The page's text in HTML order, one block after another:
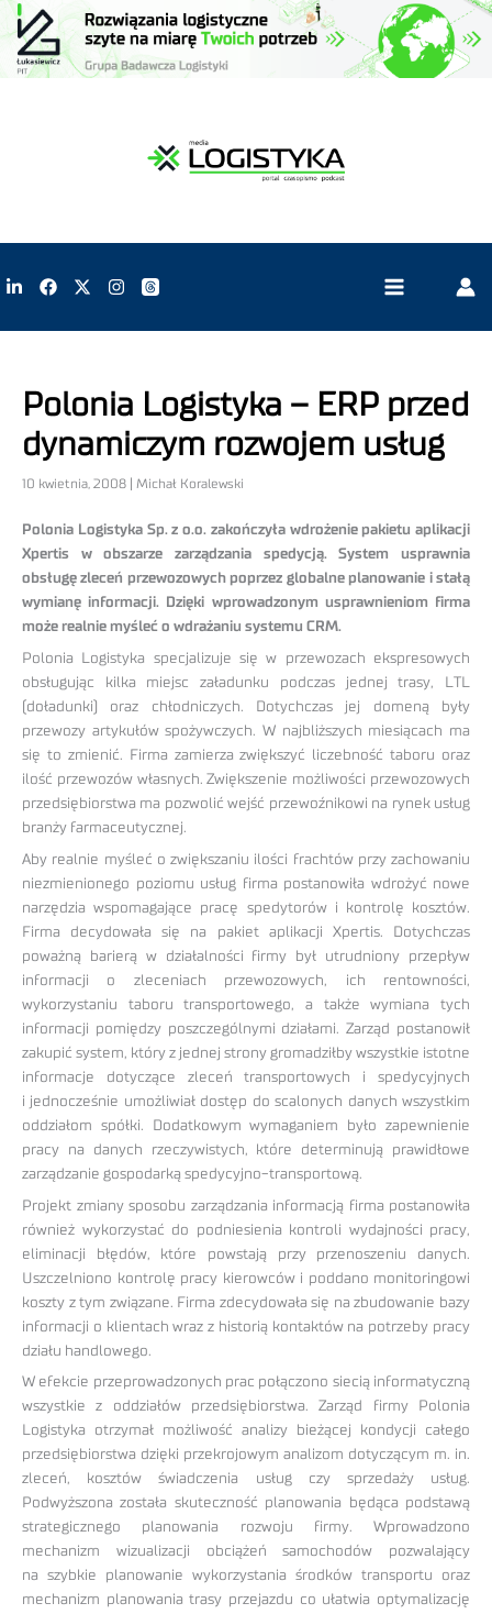
Polonia Logistyka – ERP przed
dynamiczym rozwojem usług
10 kwietnia, 2008 | Michał Koralewski
Polonia Logistyka Sp. z o.o. zakończyła wdrożenie pakietu aplikacji
Xpertis w obszarze zarządzania spedycją. System usprawnia
obsługę zleceń przewozowych poprzez globalne planowanie i stałą
wymianę informacji. Dzięki wprowadzonym usprawnieniom firma
może realnie myśleć o wdrażaniu systemu CRM.
Polonia Logistyka specjalizuje się w przewozach ekspresowych
obsługując kilka miejsc załadunku podczas jednej trasy, LTL
(doładunki) oraz chłodniczych. Dotychczas jej domeną były
przewozy artykułów spożywczych. W najbliższych miesiącach ma
się to zmienić. Firma zamierza zwiększyć liczebność taboru oraz
ilość przewozów własnych. Zwiększenie możliwości przewozowych
przedsiębiorstwa ma pozwolić wejść przewoźnikowi na rynek usług
branży farmaceutycznej.
Aby realnie myśleć o zwiększaniu ilości frachtów przy zachowaniu
niezmienionego poziomu usług firma postanowiła wdrożyć nowe
narzędzia wspomagające pracę spedytorów i kontrolę kosztów.
Firma decydowała się na pakiet aplikacji Xpertis. Dotychczas
poważną barierą w działalności firmy był utrudniony przepływ
informacji o zleceniach przewozowych, ich rentowności,
wykorzystaniu taboru transportowego, a także wymiana tych
informacji pomiędzy poszczególnymi działami. Zarząd postanowił
zakupić system, który z jednej strony gromadziłby wszystkie istotne
informacje dotyczące zleceń transportowych i spedycyjnych
i jednocześnie umożliwiał dostęp do scalonych danych wszystkim
oddziałom spółki. Dodatkowym wymaganiem było zapewnienie
pracy na danych rzeczywistych, które determinują prawidłowe
zarządzanie gospodarką spedycyjno-transportową.
Projekt zmiany sposobu zarządzania informacją firma postanowiła
również wykorzystać do podniesienia kontroli wydajności pracy,
eliminacji błędów, które powstają przy przenoszeniu danych.
Uszczelniono kontrolę pracy kierowców i poddano monitoringowi
koszty z tym związane. Firma zdecydowała się na zbudowanie bazy
informacji o klientach wraz z historią kontaktów na potrzeby pracy
działu handlowego.
W efekcie przeprowadzonych prac połączono siecią informatyczną
wszystkie z oddziałów przedsiębiorstwa. Zarząd firmy Polonia
Logistyka otrzymał możliwość analizy bieżącej kondycji całego
przedsiębiorstwa dzięki przekrojowym analizom dotyczącym m. in.
zleceń, kosztów świadczenia usług czy sprzedaży usług.
Podwyższona została skuteczność planowania będąca podstawą
strategicznego planowania rozwoju firmy. Wprowadzono
mechanizm wizualizacji obciążeń samochodów pozwalający
na szybkie planowanie wykorzystania środków transportu oraz
mechanizm planowania trasy przejazdu co ułatwia optymalizację